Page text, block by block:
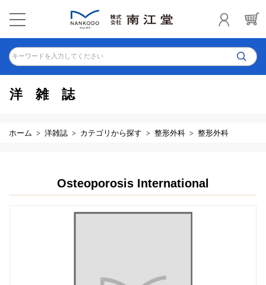
キーワードを入力してください
洋雑誌
ホーム 洋雑誌 カテゴリから探す 整形外科 整形外科
Osteoporosis International